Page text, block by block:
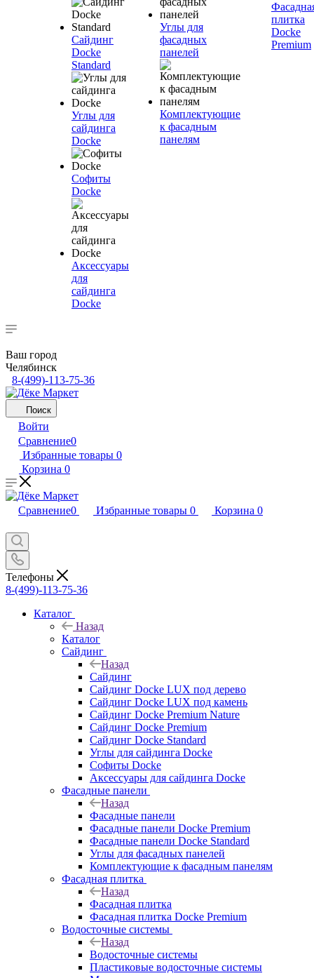
Сайдинг
Docke
Standard
Углы для
сайдинга
Docke
Софиты
Docke
Аксессуары
для
сайдинга
Docke
Углы для
фасадных
панелей
Комплектующие
к фасадным
панелям
плитка
Docke
Premium
Ваш город
Челябинск
8-(499)-113-75-36
Поиск
Войти
Сравнение0
Избранные товары 0
Корзина 0
Сравнение0 Избранные товары 0 Корзина 0
Телефоны
8-(499)-113-75-36
Каталог
Назад
Каталог
Сайдинг
Назад
Сайдинг
Сайдинг Docke LUX под дерево
Сайдинг Docke LUX под камень
Сайдинг Docke Premium Nature
Сайдинг Docke Premium
Сайдинг Docke Standard
Углы для сайдинга Docke
Софиты Docke
Аксессуары для сайдинга Docke
Фасадные панели
Назад
Фасадные панели
Фасадные панели Docke Premium
Фасадные панели Docke Standard
Углы для фасадных панелей
Комплектующие к фасадным панелям
Фасадная плитка
Назад
Фасадная плитка
Фасадная плитка Docke Premium
Водосточные системы
Назад
Водосточные системы
Пластиковые водосточные системы